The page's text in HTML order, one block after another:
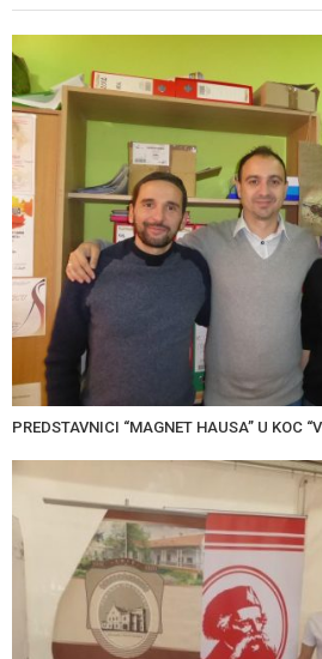
PREDSTAVNICI “MAGNET HAUSA” U KOC